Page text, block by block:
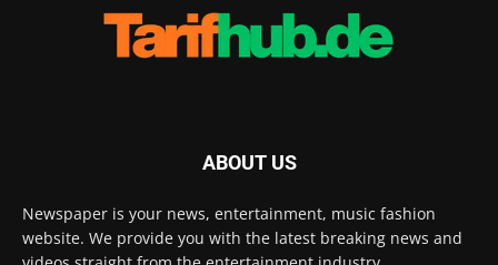
ABOUT US
Newspaper is your news, entertainment, music fashion
website. We provide you with the latest breaking news and